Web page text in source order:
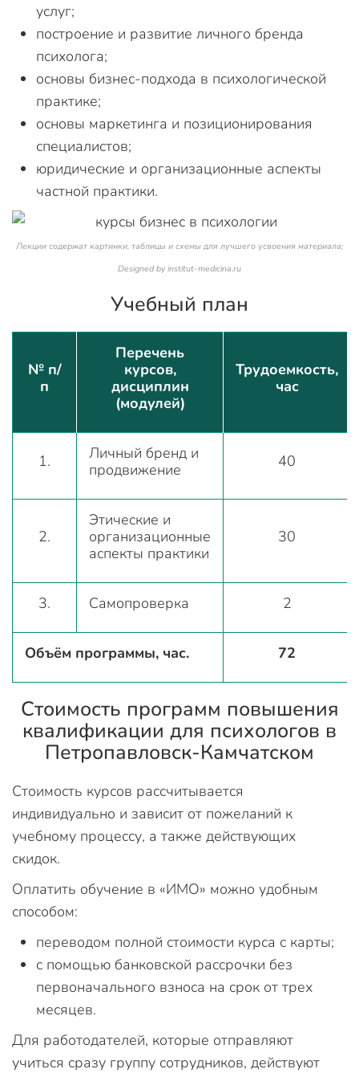
услуг;
построение и развитие личного бренда
психолога;
основы бизнес-подхода в психологической
практике;
основы маркетинга и позиционирования
специалистов;
юридические и организационные аспекты
частной практики.
Лекции содержат картинки, таблицы и схемы для лучшего усвоения материала;
Designed by institut-medicina.ru
Учебный план
№ п/
п
Перечень
курсов,
дисциплин
(модулей)
Трудоемкость,
час
1.
Личный бренд и
продвижение
40
2.
Этические и
организационные
аспекты практики
30
3. Самопроверка 2
Объём программы, час. 72
Стоимость программ повышения
квалификации для психологов в
Петропавловск-Камчатском
Стоимость курсов рассчитывается
индивидуально и зависит от пожеланий к
учебному процессу, а также действующих
скидок.
Оплатить обучение в «ИМО» можно удобным
способом:
переводом полной стоимости курса с карты;
с помощью банковской рассрочки без
первоначального взноса на срок от трех
месяцев.
Для работодателей, которые отправляют
учиться сразу группу сотрудников, действуют